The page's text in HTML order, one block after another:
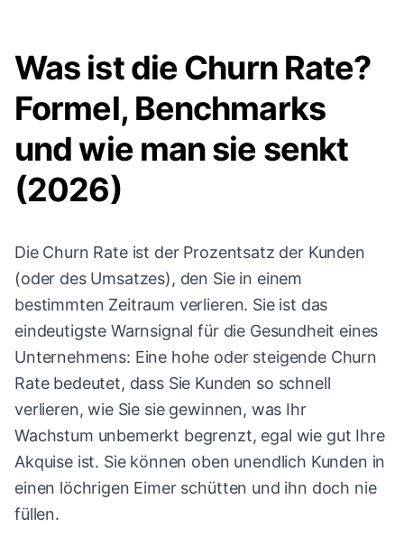
Was ist die Churn Rate?
Formel, Benchmarks
und wie man sie senkt
(2026)
Die Churn Rate ist der Prozentsatz der Kunden
(oder des Umsatzes), den Sie in einem
bestimmten Zeitraum verlieren. Sie ist das
eindeutigste Warnsignal für die Gesundheit eines
Unternehmens: Eine hohe oder steigende Churn
Rate bedeutet, dass Sie Kunden so schnell
verlieren, wie Sie sie gewinnen, was Ihr
Wachstum unbemerkt begrenzt, egal wie gut Ihre
Akquise ist. Sie können oben unendlich Kunden in
einen löchrigen Eimer schütten und ihn doch nie
füllen.